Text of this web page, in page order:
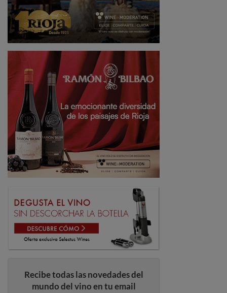
Recibe todas las novedades del
mundo del vino en tu email